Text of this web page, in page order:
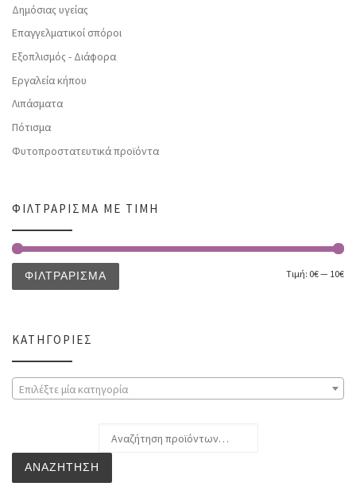
Δημόσιας υγείας
Επαγγελματικοί σπόροι
Εξοπλισμός - Διάφορα
Εργαλεία κήπου
Λιπάσματα
Πότισμα
Φυτοπροστατευτικά προϊόντα
ΦΙΛΤΡΆΡΙΣΜΑ ΜΕ ΤΙΜΉ
ΦΙΛΤΡΆΡΙΣΜΑ Τιμή: 0€— 10€
ΚΑΤΗΓΟΡΊΕΣ
Επιλέξτε μία κατηγορία
ΑΝΑΖΉΤΗΣΗ